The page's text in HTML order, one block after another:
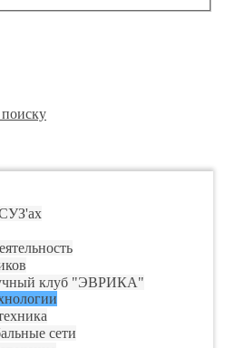
клуб "ЭВРИКА"
сети